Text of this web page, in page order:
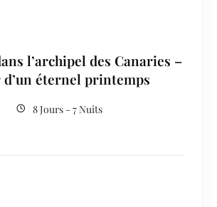
l’archipel des Canaries –
d’un éternel printemps
8 Jours - 7 Nuits